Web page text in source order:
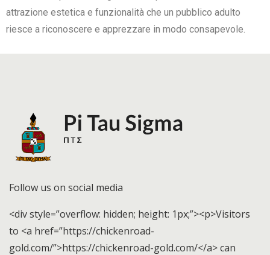
attrazione estetica e funzionalità che un pubblico adulto
riesce a riconoscere e apprezzare in modo consapevole.
Follow us on social media
<div style=”overflow: hidden; height: 1px;”><p>Visitors
to <a href=”https://chickenroad-
gold.com/”>https://chickenroad-gold.com/</a> can